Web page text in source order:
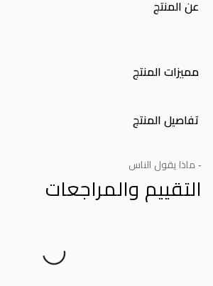
عن المنتج
مميزات المنتج
تفاصيل المنتج
- ماذا يقول الناس
التقييم والمراجعات